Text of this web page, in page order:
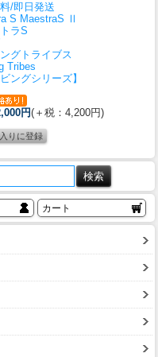
/即日発送
S MaestraS Ⅱ
ラS
グトライブス
Tribes
ビングシリーズ】
円(＋税：4,200円)
カート